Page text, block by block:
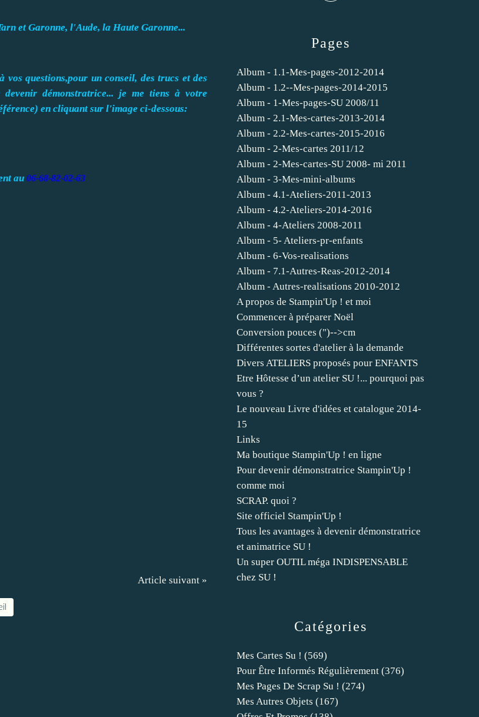
et Garonne, l'Aude, la Haute Garonne...
questions,pour un conseil, des trucs et des
démonstratrice... je me tiens à votre
en cliquant sur l'image ci-dessous:
au 06-68-82-02-63
Article suivant »
Catégories
Mes Cartes Su ! (569)
Pour Être Informés Régulièrement (376)
Mes Pages De Scrap Su ! (274)
Mes Autres Objets (167)
Pages
Album - 1.1-Mes-pages-2012-2014
Album - 1.2--Mes-pages-2014-2015
Album - 1-Mes-pages-SU 2008/11
Album - 2.1-Mes-cartes-2013-2014
Album - 2.2-Mes-cartes-2015-2016
Album - 2-Mes-cartes 2011/12
Album - 2-Mes-cartes-SU 2008- mi 2011
Album - 3-Mes-mini-albums
Album - 4.1-Ateliers-2011-2013
Album - 4.2-Ateliers-2014-2016
Album - 4-Ateliers 2008-2011
Album - 5- Ateliers-pr-enfants
Album - 6-Vos-realisations
Album - 7.1-Autres-Reas-2012-2014
Album - Autres-realisations 2010-2012
A propos de Stampin'Up ! et moi
Commencer à préparer Noël
Conversion pouces (")-->cm
Différentes sortes d'atelier à la demande
Divers ATELIERS proposés pour ENFANTS
Etre Hôtesse d’un atelier SU !... pourquoi pas
vous ?
Le nouveau Livre d'idées et catalogue 2014-
15
Links
Ma boutique Stampin'Up ! en ligne
Pour devenir démonstratrice Stampin'Up !
comme moi
SCRAP. quoi ?
Site officiel Stampin'Up !
Tous les avantages à devenir démonstratrice
et animatrice SU !
Un super OUTIL méga INDISPENSABLE
chez SU !